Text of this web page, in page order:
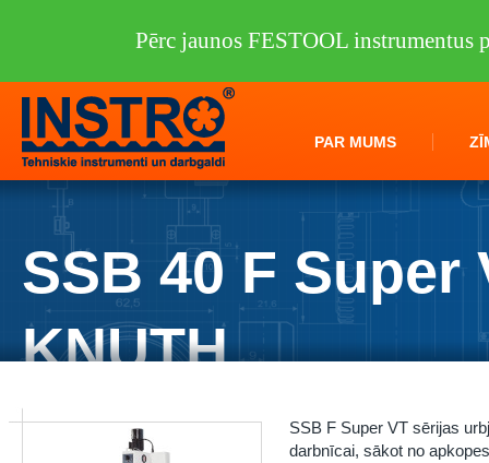
PAR MUMS
SSB 40 F Super
KNUTH
SSB F Super VT sērijas
darbnīcai, sākot no
Pērc jaunos FESTOOL instrumentus